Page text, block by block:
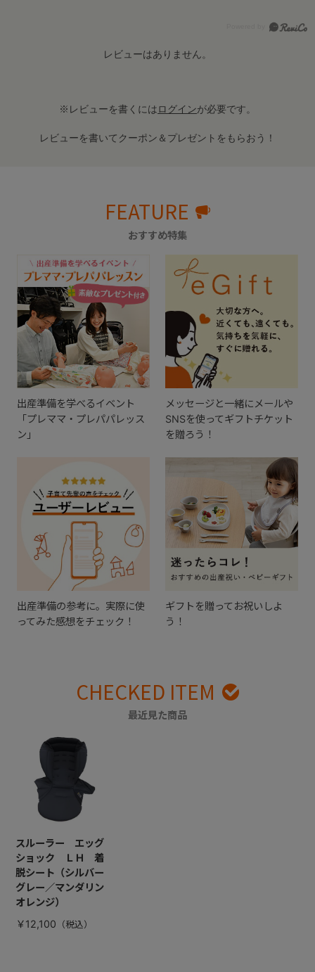
レビューはありません。
※レビューを書くにはログインが必要です。
レビューを書いてクーポン＆プレゼントをもらおう！
FEATURE
おすすめ特集
出産準備を学べるイベント
「プレママ・プレパパレッス
ン」
メッセージと一緒にメールや
SNSを使ってギフトチケット
を贈ろう！
出産準備の参考に。実際に使
ってみた感想をチェック！
ギフトを贈ってお祝いしよ
う！
CHECKED ITEM
最近見た商品
スルーラー エッグ
ショック ＬＨ 着
脱シート（シルバー
グレー／マンダリン
オレンジ）
￥12,100